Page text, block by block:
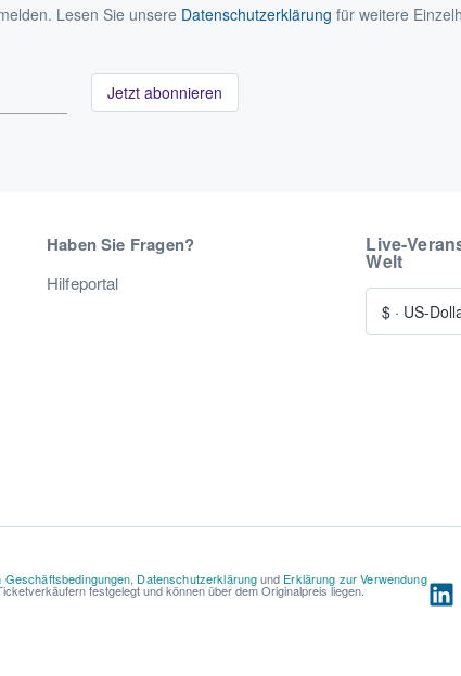
Lesen Sie unsere Datenschutzerklärung für weitere
Jetzt abonnieren
Haben Sie Fragen?
Hilfeportal
Live-
Welt
$ · US-
Geschäftsbedingungen Datenschutzerklärungund Erklärung zur Verwendung
festgelegt und können über dem Originalpreis liegen.